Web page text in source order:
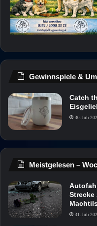
Gewinnspiele &
Catch
30. Juli
Meistgelesen –
Strecke
31. Juli